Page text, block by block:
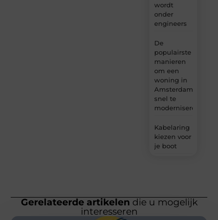
wordt
onder
engineers
De
populairste
manieren
om een
woning in
Amsterdam
snel te
moderniseren
Kabelaring
kiezen voor
je boot
Gerelateerde artikelen die u mogelijk
interesseren